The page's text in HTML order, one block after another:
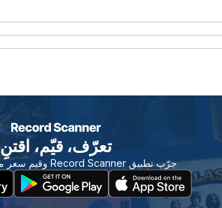
تعرّف، قيّم، اقتنِ
جرّب تطبيق Record Scanner وقيم سعر مجموعتك بأكملها